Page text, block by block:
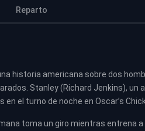
Reparto
historia americana sobre dos
Stanley (Richard Jenkins), un
en el turno de noche en Oscar’s
toma un giro mientras entrena